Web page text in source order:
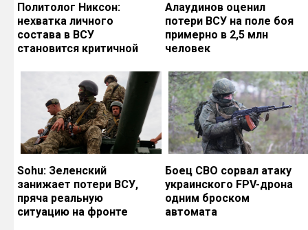
Политолог Никсон:
нехватка личного
состава в ВСУ
становится критичной
Алаудинов оценил
потери ВСУ на поле боя
примерно в 2,5 млн
человек
Sohu: Зеленский
занижает потери ВСУ,
пряча реальную
ситуацию на фронте
Боец СВО сорвал атаку
украинского FPV-дрона
одним броском
автомата